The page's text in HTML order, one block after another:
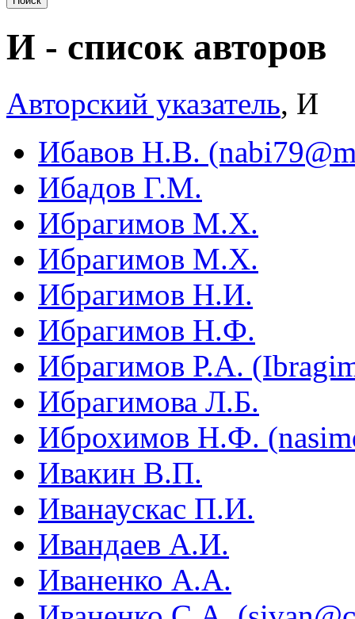
И - список авторов
Авторский указатель, И
Ибавов Н.В.
Ибадов Г.М.
Ибрагимов М.Х.
Ибрагимов М.Х.
Ибрагимов Н.И.
Ибрагимов Н.Ф.
Ибрагимов Р.А.
Ибрагимова Л.Б.
Иброхимов Н.Ф.
Ивакин В.П.
Иванаускас П.И.
Ивандаев А.И.
Иваненко А.А.